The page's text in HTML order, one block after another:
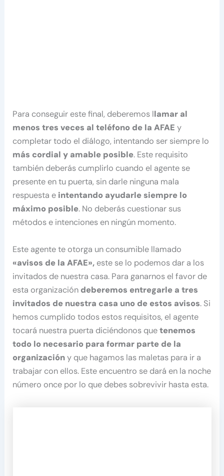
Para conseguir este final, deberemos llamar al
menos tres veces al teléfono de la AFAE y
completar todo el diálogo, intentando ser siempre lo
más cordial y amable posible. Este requisito
también deberás cumplirlo cuando el agente se
presente en tu puerta, sin darle ninguna mala
respuesta e intentando ayudarle siempre lo
máximo posible. No deberás cuestionar sus
métodos e intenciones en ningún momento.
Este agente te otorga un consumible llamado
«avisos de la AFAE», este se lo podemos dar a los
invitados de nuestra casa. Para ganarnos el favor de
esta organización deberemos entregarle a tres
invitados de nuestra casa uno de estos avisos. Si
hemos cumplido todos estos requisitos, el agente
tocará nuestra puerta diciéndonos quetenemos
todo lo necesario para formar parte de la
organizacióny que hagamos las maletas para ir a
trabajar con ellos. Este encuentro se dará en la noche
número once por lo que debes sobrevivir hasta esta.